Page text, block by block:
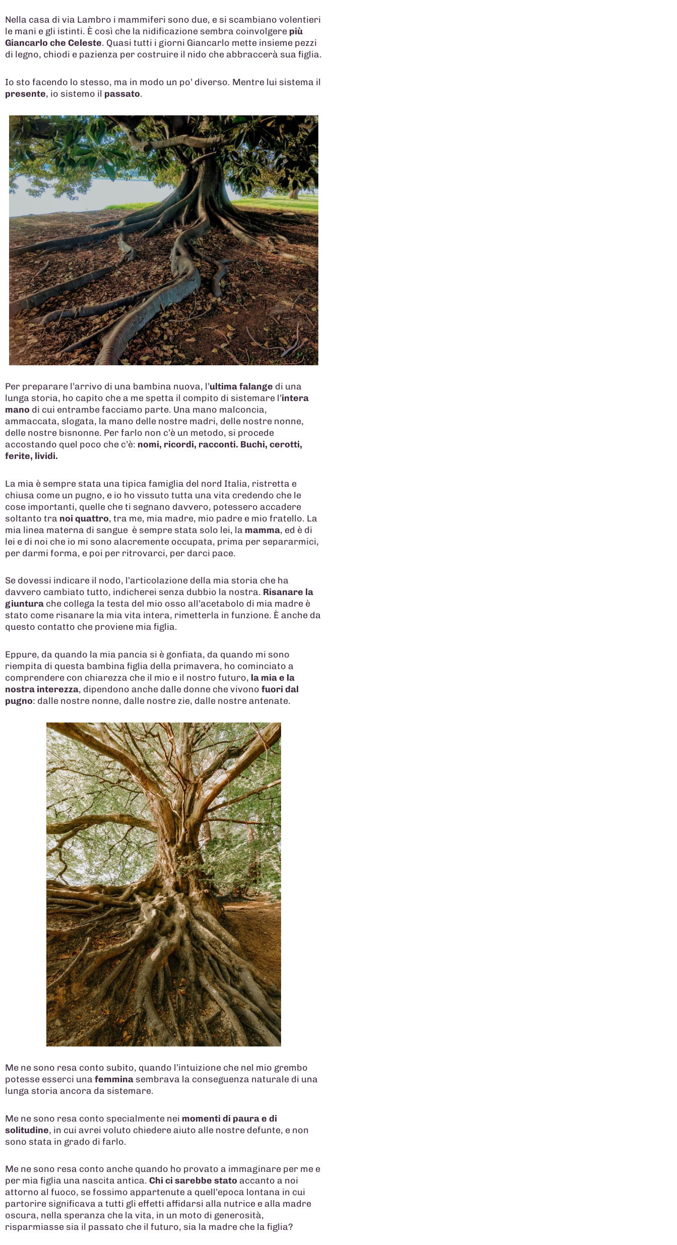
Nella casa di via Lambro i mammiferi sono due, e si scambiano volentieri
le mani e gli istinti. È così che la nidificazione sembra coinvolgere più
Giancarlo che Celeste. Quasi tutti i giorni Giancarlo mette insieme pezzi
di legno, chiodi e pazienza per costruire il nido che abbraccerà sua figlia.
Io sto facendo lo stesso, ma in modo un po’ diverso. Mentre lui sistema il
presente, io sistemo il passato.
Per preparare l’arrivo di una bambina nuova, l’ultima falange di una
lunga storia, ho capito che a me spetta il compito di sistemare l’intera
mano di cui entrambe facciamo parte. Una mano malconcia,
ammaccata, slogata, la mano delle nostre madri, delle nostre nonne,
delle nostre bisnonne. Per farlo non c’è un metodo, si procede
accostando quel poco che c’è: nomi, ricordi, racconti. Buchi, cerotti,
ferite, lividi.
La mia è sempre stata una tipica famiglia del nord Italia, ristretta e
chiusa come un pugno, e io ho vissuto tutta una vita credendo che le
cose importanti, quelle che ti segnano davvero, potessero accadere
soltanto tra noi quattro, tra me, mia madre, mio padre e mio fratello. La
mia linea materna di sangue è sempre stata solo lei, la mamma, ed è di
lei e di noi che io mi sono alacremente occupata, prima per separarmici,
per darmi forma, e poi per ritrovarci, per darci pace.
Se dovessi indicare il nodo, l’articolazione della mia storia che ha
davvero cambiato tutto, indicherei senza dubbio la nostra. Risanare la
giuntura che collega la testa del mio osso all’acetabolo di mia madre è
stato come risanare la mia vita intera, rimetterla in funzione. È anche da
questo contatto che proviene mia figlia.
Eppure, da quando la mia pancia si è gonfiata, da quando mi sono
riempita di questa bambina figlia della primavera, ho cominciato a
comprendere con chiarezza che il mio e il nostro futuro, la mia e la
nostra interezza, dipendono anche dalle donne che vivono fuori dal
pugno: dalle nostre nonne, dalle nostre zie, dalle nostre antenate.
Me ne sono resa conto subito, quando l’intuizione che nel mio grembo
potesse esserci una femmina sembrava la conseguenza naturale di una
lunga storia ancora da sistemare.
Me ne sono resa conto specialmente nei momenti di paura e di
solitudine, in cui avrei voluto chiedere aiuto alle nostre defunte, e non
sono stata in grado di farlo.
Me ne sono resa conto anche quando ho provato a immaginare per me e
per mia figlia una nascita antica. Chi ci sarebbe statoaccanto a noi
attorno al fuoco, se fossimo appartenute a quell’epoca lontana in cui
partorire significava a tutti gli effetti affidarsi alla nutrice e alla madre
oscura, nella speranza che la vita, in un moto di generosità,
risparmiasse sia il passato che il futuro, sia la madre che la figlia?